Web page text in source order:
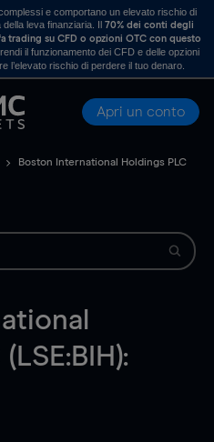
e comportano un elevato rischio di
della leva finanziaria. Il70% dei conti degli
trading su CFD o opzioni OTC con questo
il funzionamento dei CFD e delle opzioni
l’elevato rischio di perdere il tuo denaro.
Apri un conto
Boston International Holdings PLC